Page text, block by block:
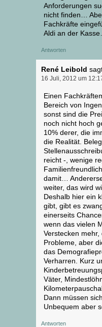
Anforderungen
nicht finden…
Fachkräfte
Aldi an der
Antworten
René Leibold
16 Juli, 2012 um
Einen
Bereich von
sonst sind die
noch nicht hoch
10% derer, die
die Realität.
reicht -, wenige
damit…
weiter, das wird
Deshalb hier ein
gibt, gibt es
einerseits
wenn das vielen
Verstecken
Probleme, aber
das
Verharren. Kurz
Väter,
Dann müssen
Unbequem aber
Antworten